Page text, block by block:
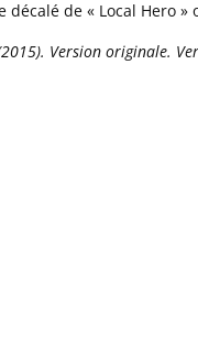
de « Local Hero »
Version originale.